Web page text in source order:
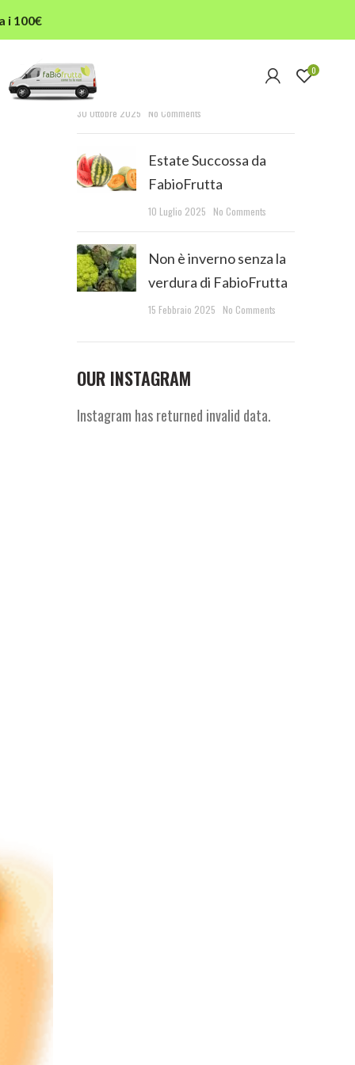
i 100€
0
RECENT POSTS
L’autunno in tavola
30 Ottobre 2025 No Comments
Estate Succossa da
FabioFrutta
10 Luglio 2025 No Comments
Non è inverno senza la
verdura di FabioFrutta
15 Febbraio 2025 No Comments
OUR INSTAGRAM
Instagram has returned invalid data.